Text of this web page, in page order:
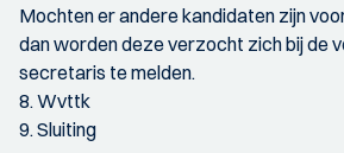
Mochten er andere kandidaten zijn
dan worden deze verzocht zich bij de
secretaris te melden.
8. Wvttk
9. Sluiting